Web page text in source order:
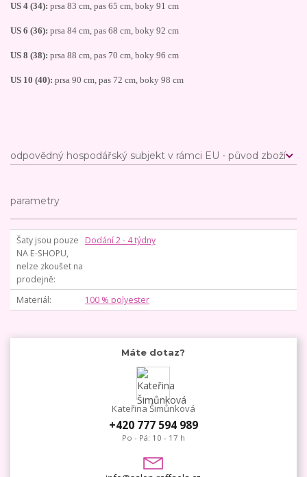
US 4 (34): prsa 83 cm, pas 65 cm, boky 91 cm
US 6 (36): prsa 84 cm, pas 68 cm, boky 92 cm
US 8 (38): prsa 88 cm, pas 70 cm, boky 96 cm
US 10 (40): prsa 90 cm, pas 72 cm, boky 98 cm
odpovědný hospodářský subjekt v rámci EU - původ zboží
parametry
Šaty jsou pouze
NA E-SHOPU,
nelze zkoušet na
prodejně
Dodání 2 - 4 týdny
Materiál 100 % polyester
Máte dotaz?
Kateřina Šimůnková
+420 777 594 989
Po - Pá: 10 - 17 h